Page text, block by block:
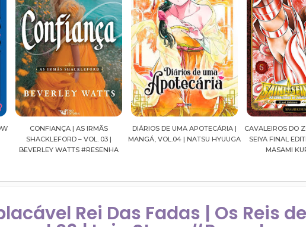
CONFIANÇA | AS IRMÃS
SHACKLEFORD – VOL. 03 |
BEVERLEY WATTS #RESENHA
DIÁRIOS DE UMA APOTECÁRIA |
MANGÁ, VOL.04 | NATSU HYUUGA
CAVALEIROS DO
SEIYA FINAL
MASAMI
Rei Das Fadas | Os Reis de